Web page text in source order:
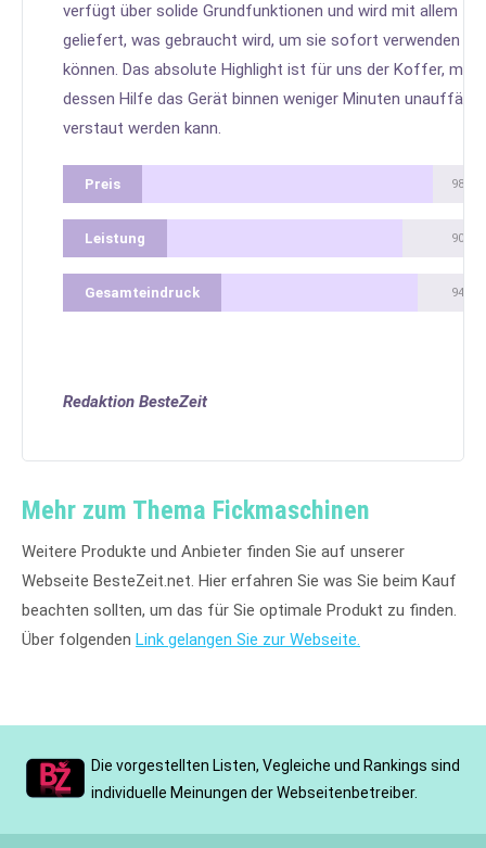
verfügt über solide Grundfunktionen und wird mit allem
geliefert, was gebraucht wird, um sie sofort verwenden zu
können. Das absolute Highlight ist für uns der Koffer, mit
dessen Hilfe das Gerät binnen weniger Minuten unauffällig
verstaut werden kann.
Preis 98%
Leistung 90%
Gesamteindruck 94%
Redaktion BesteZeit
Mehr zum Thema Fickmaschinen
Weitere Produkte und Anbieter finden Sie auf unserer
Webseite BesteZeit.net. Hier erfahren Sie was Sie beim Kauf
beachten sollten, um das für Sie optimale Produkt zu finden.
Über folgenden Link gelangen Sie zur Webseite.
Die vorgestellten Listen, Vegleiche und Rankings sind
individuelle Meinungen der Webseitenbetreiber.